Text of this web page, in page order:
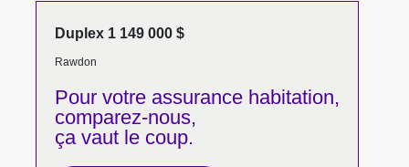
Duplex 1 149 000 $
Rawdon
Pour votreassurance habitation,
comparez-nous,
ça vaut le coup.